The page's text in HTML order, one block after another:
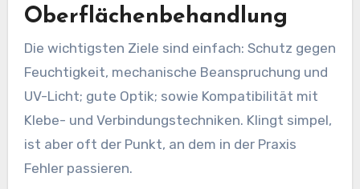
Oberflächenbehandlung
Die wichtigsten Ziele sind einfach: Schutz gegen
Feuchtigkeit, mechanische Beanspruchung und
UV-Licht; gute Optik; sowie Kompatibilität mit
Klebe- und Verbindungstechniken. Klingt simpel,
ist aber oft der Punkt, an dem in der Praxis
Fehler passieren.